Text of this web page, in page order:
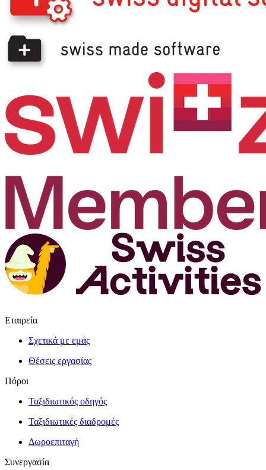
Εταιρεία
Σχετικά με εμάς
Θέσεις εργασίας
Πόροι
Ταξιδιωτικός οδηγός
Ταξιδιωτικές διαδρομές
Δωροεπιταγή
Συνεργασία